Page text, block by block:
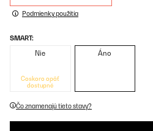
Podmienky použitia
SMART:
Nie
Čoskoro opäť
dostupné
Áno
Čo znamenajú tieto stavy?